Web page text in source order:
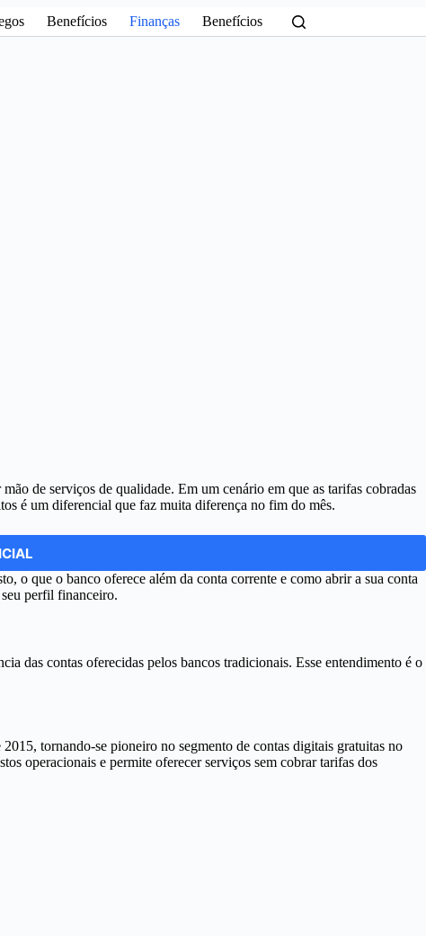
Benefícios Finanças Benefícios
de serviços de qualidade. Em um cenário em que as tarifas cobradas
é um diferencial que faz muita diferença no fim do mês.
o que o banco oferece além da conta corrente e como abrir a sua conta
perfil financeiro.
das contas oferecidas pelos bancos tradicionais. Esse entendimento é o
tornando-se pioneiro no segmento de contas digitais gratuitas no
operacionais e permite oferecer serviços sem cobrar tarifas dos